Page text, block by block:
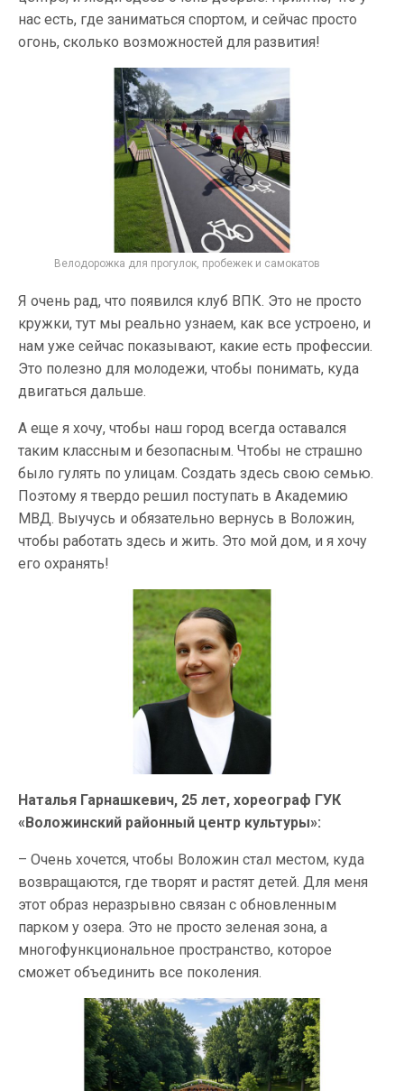
нас есть, где заниматься спортом, и сейчас просто
огонь, сколько возможностей для развития!
Велодорожка для прогулок, пробежек и самокатов
Я очень рад, что появился клуб ВПК. Это не просто
кружки, тут мы реально узнаем, как все устроено, и
нам уже сейчас показывают, какие есть профессии.
Это полезно для молодежи, чтобы понимать, куда
двигаться дальше.
А еще я хочу, чтобы наш город всегда оставался
таким классным и безопасным. Чтобы не страшно
было гулять по улицам. Создать здесь свою семью.
Поэтому я твердо решил поступать в Академию
МВД. Выучусь и обязательно вернусь в Воложин,
чтобы работать здесь и жить. Это мой дом, и я хочу
его охранять!
Наталья Гарнашкевич, 25 лет, хореограф ГУК
«Воложинский районный центр культуры»:
– Очень хочется, чтобы Воложин стал местом, куда
возвращаются, где творят и растят детей. Для меня
этот образ неразрывно связан с обновленным
парком у озера. Это не просто зеленая зона, а
многофункциональное пространство, которое
сможет объединить все поколения.